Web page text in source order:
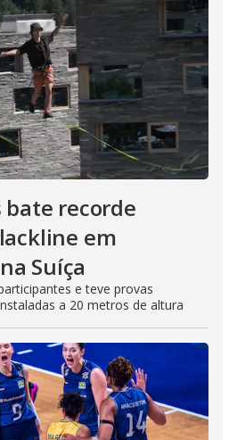
recorde
em
Suíça
e teve provas
a 20 metros de altura